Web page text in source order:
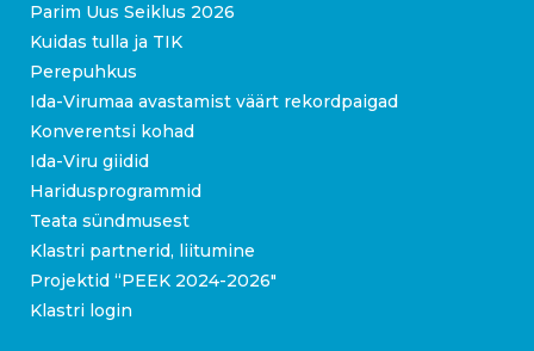
Parim Uus Seiklus 2026
Kuidas tulla ja TIK
Perepuhkus
Ida-Virumaa avastamist väärt rekordpaigad
Konverentsi kohad
Ida-Viru giidid
Haridusprogrammid
Teata sündmusest
Klastri partnerid, liitumine
Projektid “PEEK 2024-2026″
Klastri login